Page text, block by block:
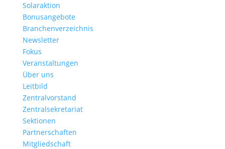
Solaraktion
Bonusangebote
Branchenverzeichnis
Newsletter
Fokus
Veranstaltungen
Über uns
Leitbild
Zentralvorstand
Zentralsekretariat
Sektionen
Partnerschaften
Mitgliedschaft